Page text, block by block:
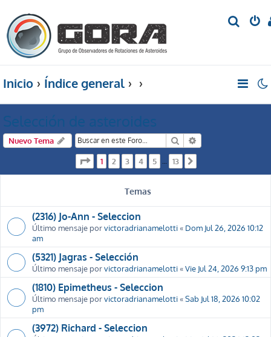
Inicio Índice general
Selección de asteroides
Nuevo Tema Buscar
Página de 13
1 2 3 4 5 13
Temas
(2316) Jo-Ann - Seleccion
Último mensaje porvictoradrianamelotti« Dom Jul 26, 2026 10:12
am
(5321) Jagras - Selección
Último mensaje porvictoradrianamelotti«Vie Jul 24, 2026 9:13 pm
(1810) Epimetheus - Seleccion
Último mensaje porvictoradrianamelotti«Sab Jul 18, 2026 10:02
pm
(3972) Richard - Seleccion